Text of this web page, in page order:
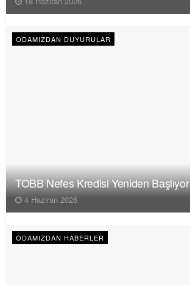
ODAMIZDAN DUYURULAR
TOBB Nefes Kredisi Yeniden Başlıyor
4 Haziran 2026
ODAMIZDAN HABERLER